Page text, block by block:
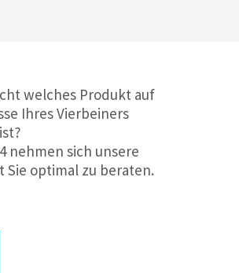
welches Produkt auf
Ihres Vierbeiners
nehmen sich unsere
Sie optimal zu beraten.